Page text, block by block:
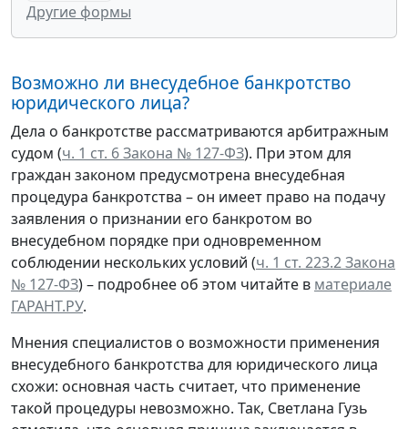
Другие формы
Возможно ли внесудебное банкротство
юридического лица?
Дела о банкротстве рассматриваются арбитражным
судом (ч. 1 ст. 6 Закона № 127-ФЗ). При этом для
граждан законом предусмотрена внесудебная
процедура банкротства – он имеет право на подачу
заявления о признании его банкротом во
внесудебном порядке при одновременном
соблюдении нескольких условий (ч. 1 ст. 223.2 Закона
№ 127-ФЗ) – подробнее об этом читайте в материале
ГАРАНТ.РУ.
Мнения специалистов о возможности применения
внесудебного банкротства для юридического лица
схожи: основная часть считает, что применение
такой процедуры невозможно. Так, Светлана Гузь